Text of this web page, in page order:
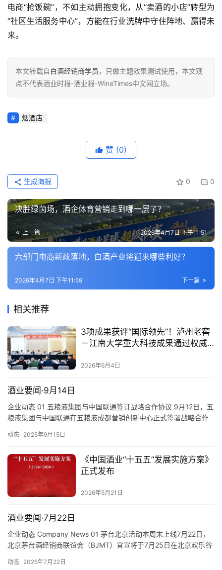
电商“抢饭碗”，不如主动拥抱变化，从“卖酒的小店”转型为
“社区生活服务中心”，方能在行业洗牌中守住阵地、赢得未
来。
本文转载自 白酒经销商学员 ，只做主题效果测试使用，本文观
点不代表酒业时报-酒业报-WineTimes中文网立场。
烟酒店
赞 (0)
0 0
生成海报
决胜绿茵场，酒企体育营销走到哪一层了？
上一篇 2026年4月7日 下午11:51
六部门电商新政落地，白酒产业将迎来哪些利好？
下一篇
2026年4月7日 下午11:59
相关推荐
3项成果获评“国际领先”！泸州老窖
－江南大学重大科技成果通过权威
2026年6月4日
酒业要闻·9月14日
企业动态 01 五粮液集团与中国联通签订战略合作协议 9月12日，五
粮液集团与中国联通在五粮液成都营销创新中心正式签署战略合作
基础通信及网络安全等领域进一步深化合作。会上，五粮液集团下
落地协议。 02 泸州老窖：深度推进数字化转型发展 9月12…
动态 2025年9月15日
《中国酒业“十五五”发展实施方案》
正式发布
2026年5月21日
酒业要闻·7月22日
企业动态 Company News 01 茅台北京活动本周末上线7月22日，
北京茅台酒经销商联谊会（BJMT）官宣将于7月25日在北京欢乐谷
to Launch This WeekendOn July 22, the Beijing Moutai
动态 2026年7月22日